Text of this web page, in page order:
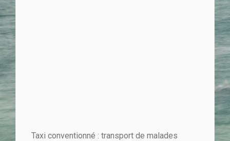
Taxi conventionné : transport de malades